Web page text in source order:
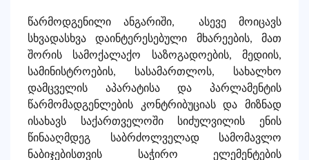
წარმოდგენილი ანგარიში, ასევე მოიცავს
სხვადასხვა დაინტერესებული მხარეების, მათ
შორის სამოქალაქო საზოგადოების, მედიის,
სამინისტროების, სასამართლოს, სახალხო
დამცველის აპარატისა და პარლამენტის
წარმომადგენლების კონტრიბუციას და მიზნად
ისახავს საქართველოში სიძულვილის ენის
წინააღმდეგ საბრძოლველად სამომავლო
ნაბიჯებისთვის საჭირო ელემენტების